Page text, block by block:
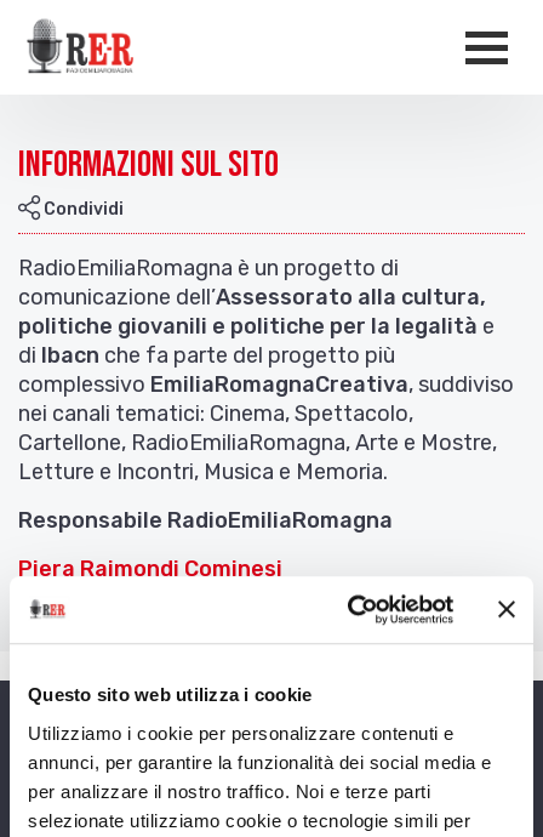
Questo sito web utilizza i cookie
Utilizziamo i cookie per personalizzare contenuti e
annunci, per garantire la funzionalità dei social media e
per analizzare il nostro traffico. Noi e terze parti
selezionate utilizziamo cookie o tecnologie simili per
Salta al contenuto principale
Informazioni sul sito
Condividi
RadioEmiliaRomagna è un progetto di
comunicazione dell’Assessorato alla cultura,
politiche giovanili e politiche per la legalità e
di Ibacn che fa parte del progetto più
complessivo EmiliaRomagnaCreativa, suddiviso
nei canali tematici: Cinema, Spettacolo,
Cartellone, RadioEmiliaRomagna, Arte e Mostre,
Letture e Incontri, Musica e Memoria.
Responsabile RadioEmiliaRomagna
Piera Raimondi Cominesi
Programmi